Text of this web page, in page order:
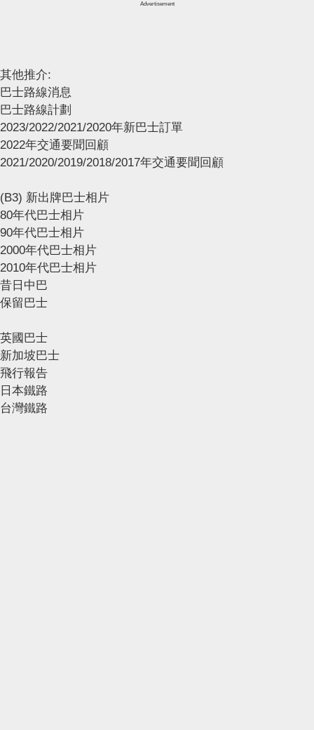
Advertisement
其他推介:
巴士路線消息
巴士路線計劃
2023/2022/2021/2020年新巴士訂單
2022年交通要聞回顧
2021/2020/2019/2018/2017年交通要聞回顧
(B3) 新出牌巴士相片
80年代巴士相片
90年代巴士相片
2000年代巴士相片
2010年代巴士相片
昔日中巴
保留巴士
英國巴士
新加坡巴士
飛行報告
日本鐵路
台灣鐵路